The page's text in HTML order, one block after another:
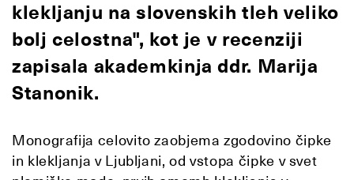
klekljanju na slovenskih tleh veliko
bolj celostna", kot je v recenziji
zapisala akademkinja ddr. Marija
Stanonik.
Monografija celovito zaobjema zgodovino čipke
in klekljanja v Ljubljani, od vstopa čipke v svet